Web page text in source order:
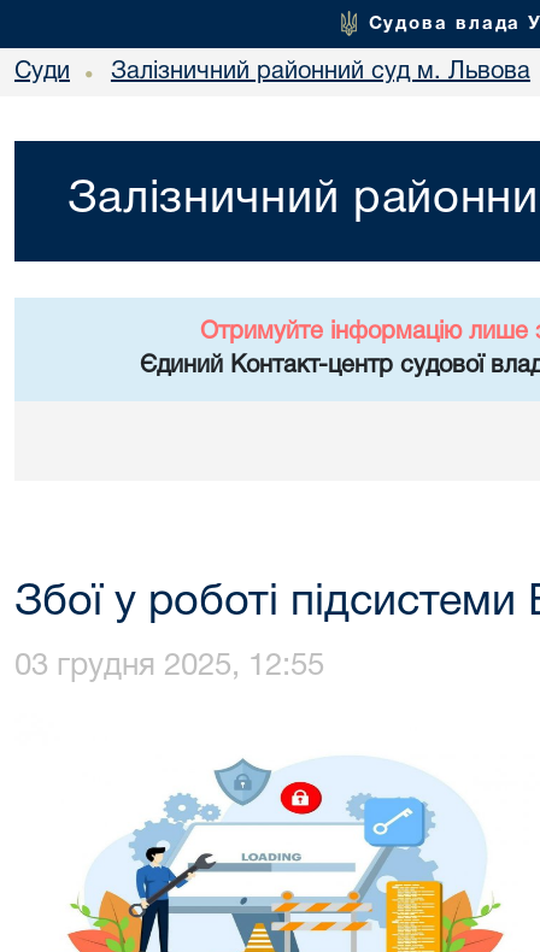
Судова влада
Суди • Залізничний районний суд м. Львова
Залізничний
Отримуйте інформацію лише
Єдиний Контакт-центр судової
Збої у роботі
03 грудня 2025, 12:55